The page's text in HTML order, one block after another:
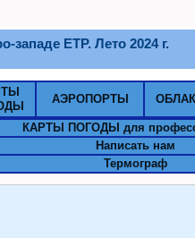
западе ЕТР. Лето 2024 г.
АЭРОПОРТЫ
КАРТЫ ПОГОДЫ для
Написать нам
Термограф